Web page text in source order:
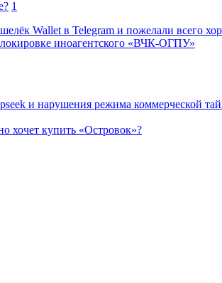
1
Wallet в Telegram и пожелали всего
иноагентского «ВЧК-ОГПУ»
и нарушения режима коммерческой
хочет купить «Островок»?